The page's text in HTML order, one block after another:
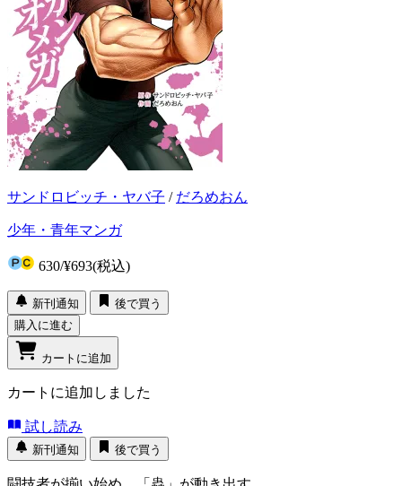
サンドロビッチ・ヤバ子 / だろめおん
少年・青年マンガ
630/¥693(税込)
新刊通知
後で買う
購入に進む
カートに追加
カートに追加しました
試し読み
新刊通知 後で買う